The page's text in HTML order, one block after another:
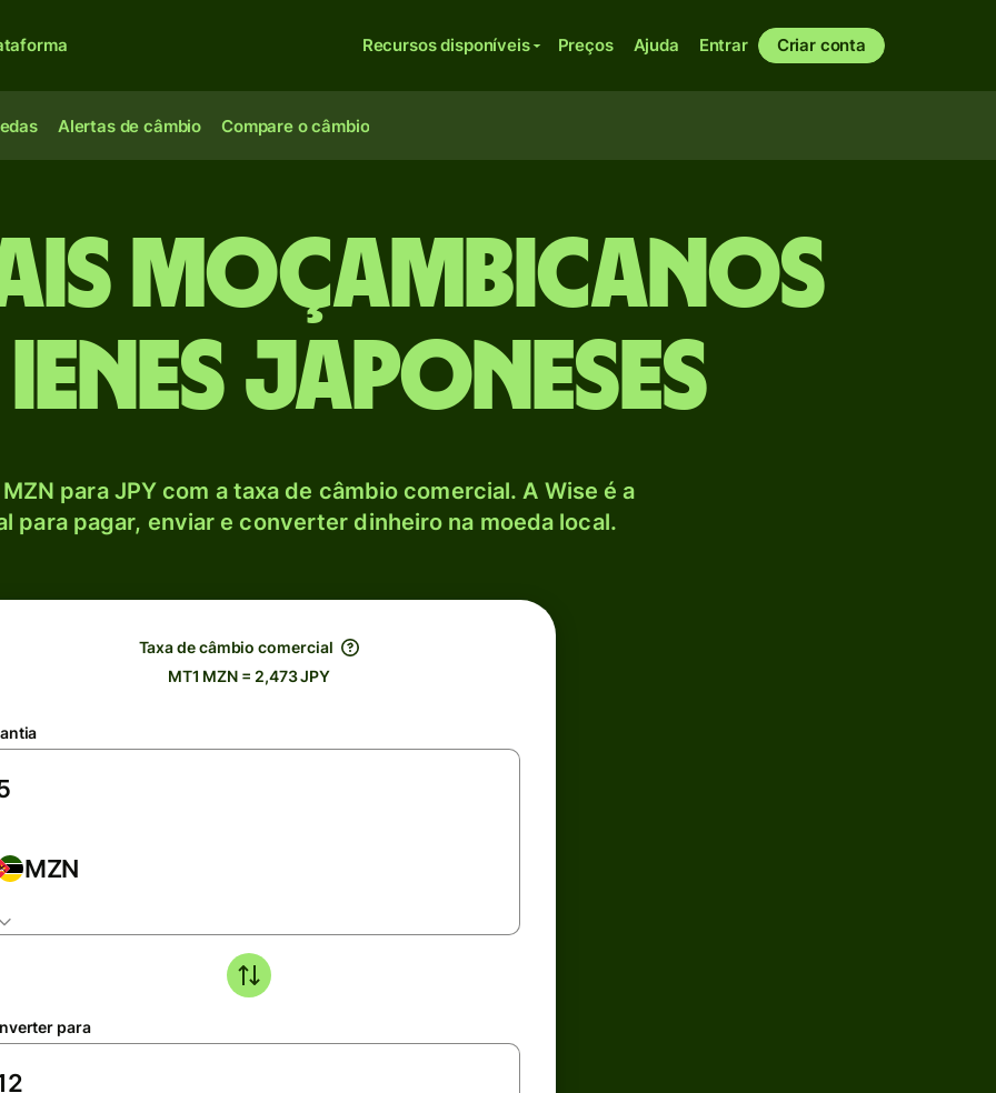
Recursos disponíveis Preços Ajuda Entrar Criar conta
Alertas de câmbio Compare o câmbio
moçambicanos
japoneses
para JPY com a taxa de câmbio comercial. A Wise é a
para pagar, enviar e converter dinheiro na moeda local.
Taxa de câmbio comercial
MT1 MZN = 2,473 JPY
MZN
para